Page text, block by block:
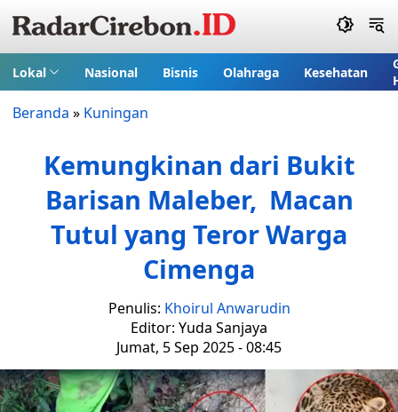
Lokal Nasional Bisnis Olahraga Kesehatan
Beranda » Kuningan
Kemungkinan dari Bukit
Barisan Maleber, Macan
Tutul yang Teror Warga
Cimenga
Penulis: Khoirul Anwarudin
Editor: Yuda Sanjaya
Jumat, 5 Sep 2025 - 08:45